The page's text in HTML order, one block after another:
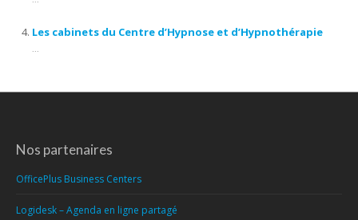
Les cabinets du Centre d’Hypnose et d’Hypnothérapie
...
Nos partenaires
OfficePlus Business Centers
Logidesk – Agenda en ligne partagé